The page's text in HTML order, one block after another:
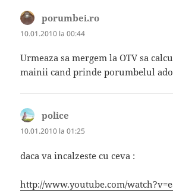
porumbei.ro
10.01.2010 la 00:44
Urmeaza sa mergem la OTV sa
mainii cand prinde porumbelul
police
10.01.2010 la 01:25
daca va incalzeste cu ceva :
http://www.youtube.com/